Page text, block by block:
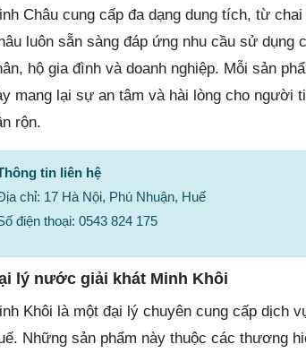
Châu cung cấp đa dạng dung tích, từ
luôn sẵn sàng đáp ứng nhu cầu sử dụng
hộ gia đình và doanh nghiệp. Mỗi sản
mang lại sự an tâm và hài lòng cho người
rộn.
tin liên hệ
chỉ: 17 Hà Nội, Phú Nhuận, Huế
điện thoại: 0543 824 175
lý nước giải khát Minh Khôi
Khôi là một đại lý chuyên cung cấp dịch
Những sản phẩm này thuộc các thương